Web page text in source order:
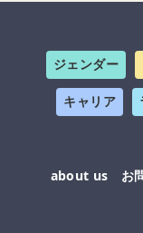
ジェンダー
キャリア
about us お